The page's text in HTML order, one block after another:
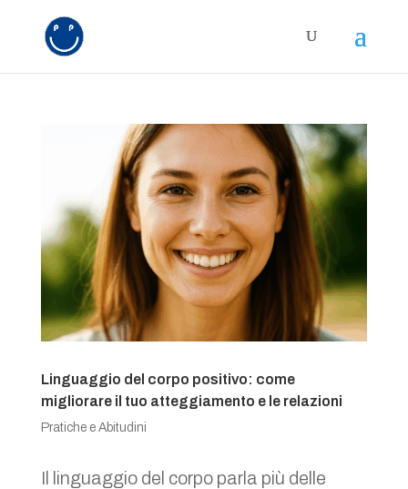
Linguaggio del corpo positivo: come
migliorare il tuo atteggiamento e le relazioni
Pratiche e Abitudini
Il linguaggio del corpo parla più delle